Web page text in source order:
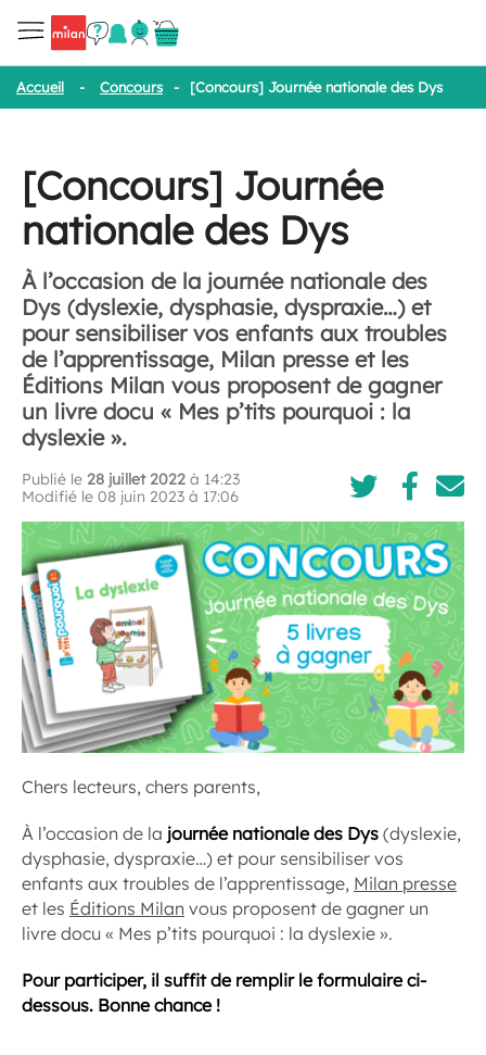
Accueil - Concours - [Concours] Journée nationale des Dys
[Concours] Journée
nationale des Dys
À l’occasion de la journée nationale des
Dys (dyslexie, dysphasie, dyspraxie…) et
pour sensibiliser vos enfants aux troubles
de l’apprentissage, Milan presse et les
Éditions Milan vous proposent de gagner
un livre docu « Mes p’tits pourquoi : la
dyslexie ».
Publié le 28 juillet 2022 à 14:23
Modifié le 08 juin 2023 à 17:06
Chers lecteurs, chers parents,
À l’occasion de la journée nationale des Dys (dyslexie,
dysphasie, dyspraxie…) et pour sensibiliser vos
enfants aux troubles de l’apprentissage, Milan presse
et les Éditions Milan vous proposent de gagner un
livre docu « Mes p’tits pourquoi : la dyslexie ».
Pour participer, il suffit de remplir le formulaire ci-
dessous. Bonne chance !